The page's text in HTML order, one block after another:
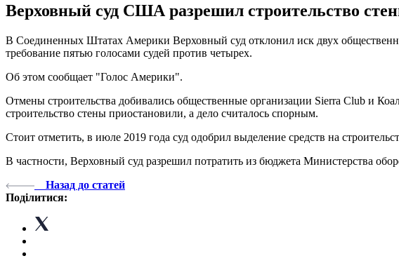
Верховный суд США разрешил строительство
В Соединенных Штатах Америки Верховный суд отклонил иск двух
требование пятью голосами судей против четырех.
Об этом сообщает "Голос Америки".
Отмены строительства добивались общественные организации Sierra Club и
строительство стены приостановили, а дело считалось спорным.
Стоит отметить, в июле 2019 года суд одобрил выделение средств на
В частности, Верховный суд разрешил потратить из бюджета Министерства
Назад до статей
Поділитися: